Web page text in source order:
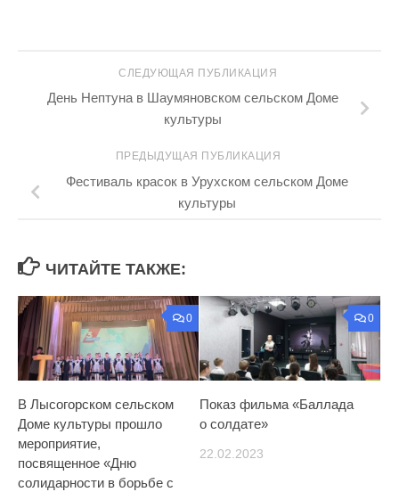
СЛЕДУЮЩАЯ ПУБЛИКАЦИЯ
День Нептуна в Шаумяновском сельском Доме
культуры
ПРЕДЫДУЩАЯ ПУБЛИКАЦИЯ
Фестиваль красок в Урухском сельском Доме
культуры
ЧИТАЙТЕ ТАКЖЕ:
0
В Лысогорском сельском
Доме культуры прошло
мероприятие,
посвященное «Дню
солидарности в борьбе с
0
Показ фильма «Баллада
о солдате»
22.02.2023